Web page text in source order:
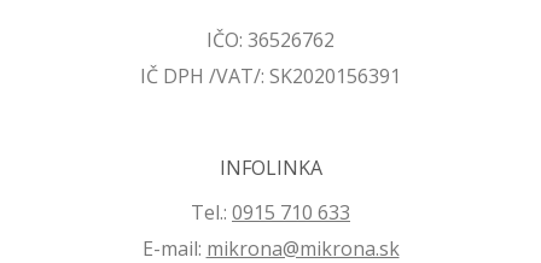
IČO: 36526762
IČ DPH /VAT/: SK2020156391
INFOLINKA
Tel.: 0915 710 633
E-mail: mikrona@mikrona.sk